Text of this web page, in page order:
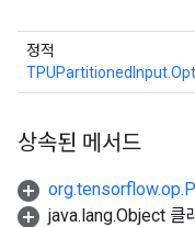
정적
상속된 메서드
java.lang.Object 클